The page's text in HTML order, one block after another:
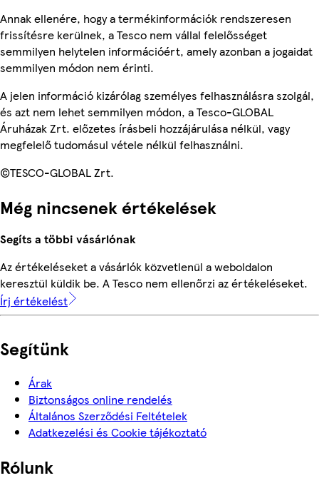
Annak ellenére, hogy a termékinformációk rendszeresen
frissítésre kerülnek, a Tesco nem vállal felelősséget
semmilyen helytelen információért, amely azonban a jogaidat
semmilyen módon nem érinti.
A jelen információ kizárólag személyes felhasználásra szolgál,
és azt nem lehet semmilyen módon, a Tesco-GLOBAL
Áruházak Zrt. előzetes írásbeli hozzájárulása nélkül, vagy
megfelelő tudomásul vétele nélkül felhasználni.
©TESCO-GLOBAL Zrt.
Még nincsenek értékelések
Segíts a többi vásárlónak
Az értékeléseket a vásárlók közvetlenül a weboldalon
keresztül küldik be. A Tesco nem ellenőrzi az értékeléseket.
Írj értékelést
Segítünk
Árak
Biztonságos online rendelés
Általános Szerződési Feltételek
Adatkezelési és Cookie tájékoztató
Rólunk